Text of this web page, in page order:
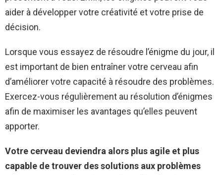
aider à développer votre créativité et votre prise de
décision.
Lorsque vous essayez de résoudre l’énigme du jour, il
est important de bien entraîner votre cerveau afin
d’améliorer votre capacité à résoudre des problèmes.
Exercez-vous régulièrement au résolution d’énigmes
afin de maximiser les avantages qu’elles peuvent
apporter.
Votre cerveau deviendra alors plus agile et plus
capable de trouver des solutions aux problèmes